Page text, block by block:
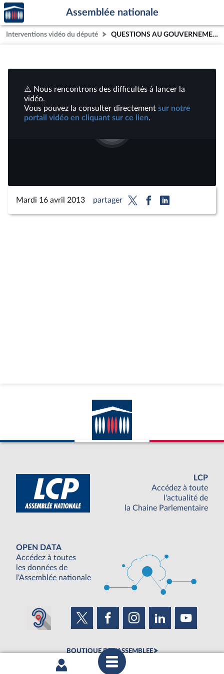
Aller au contenu
Aller en bas de la page
Accèder
à la
page
d'accueil
Assemblée nationale
Interventions vidéo du député QUESTIONS AU GOUVERNEMENT - MARDI 16 AVRIL 2013 | Vidéos
Lire
vidéo
⚠️ Nous rencontrons des difficultés à lancer la
vidéo.
Vous pouvez la consulter directement sur notre
portail vidéo en cliquant sur ce lien.
Mardi 16 avril 2013 partager
LCP
Accédez à toute
l'actualité de
la Chaine Parlementaire
OPEN DATA
Accédez à toutes
les données de
l'Assemblée nationale
BOUTIQUE DE L'ASSEMBLEE
UNE SEMAINE À L'ASSEMBLÉE